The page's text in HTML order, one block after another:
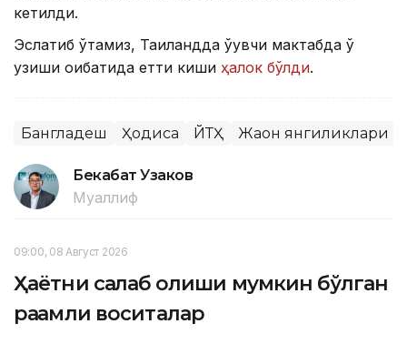
кетилди.
Эслатиб ўтамиз, Таиландда ўқувчи мактабда ўқ
узиши оқибатида етти киши ҳалок бўлди.
Бангладеш Ҳодиса ЙТҲ Жаҳон янгиликлари
Бекабат Узаков
Муаллиф
09:00, 08 Август 2026
Ҳаётни сақлаб қолиши мумкин бўлган
рақамли воситалар